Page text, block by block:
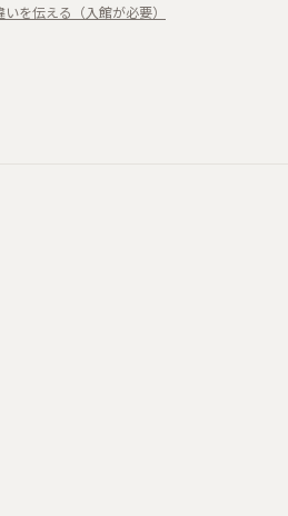
を伝える（入館が必要）